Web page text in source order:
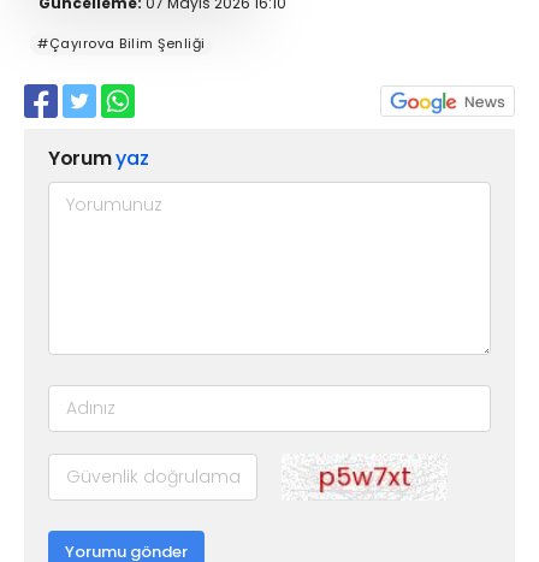
#Çayırova Bilim Şenliği
Yorumyaz
Yorumu gönder